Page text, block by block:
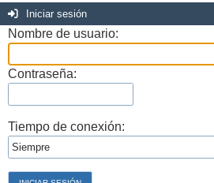
Iniciar sesión
Nombre de usuario:
Contraseña:
Tiempo de conexión: